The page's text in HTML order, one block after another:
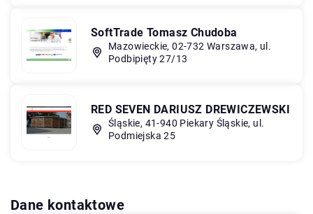
SoftTrade Tomasz Chudoba
Mazowieckie, 02-732 Warszawa, ul.
Podbipięty 27/13
RED SEVEN DARIUSZ DREWICZEWSKI
Śląskie, 41-940 Piekary Śląskie, ul.
Podmiejska 25
Dane kontaktowe